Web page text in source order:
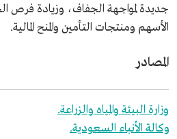
جديدة لمواجهة الجفاف، وزيادة فرص
الأسهم ومنتجات التأمين والمنح المالية.
المصادر
وزارة البيئة والمياه والزراعة.
وكالة الأنباء السعودية.